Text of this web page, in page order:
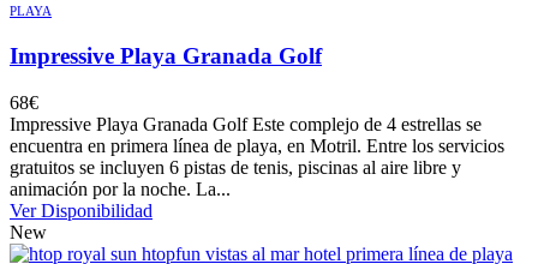
PLAYA
Impressive Playa Granada Golf
68€
Impressive Playa Granada Golf Este complejo de 4 estrellas se
encuentra en primera línea de playa, en Motril. Entre los servicios
gratuitos se incluyen 6 pistas de tenis, piscinas al aire libre y
animación por la noche. La...
Ver Disponibilidad
New